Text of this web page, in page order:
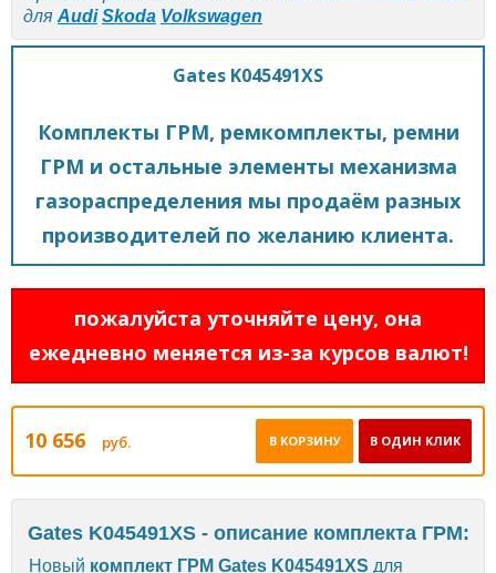
для Audi Skoda Volkswagen
Gates K045491XS
Комплекты ГРМ, ремкомплекты, ремни
ГРМ и остальные элементы механизма
газораспределения мы продаём разных
производителей по желанию клиента.
пожалуйста уточняйте цену, она
ежедневно меняется из-за курсов валют!
10 656 руб. В ОДИН КЛИК
В КОРЗИНУ
Gates K045491XS - описание комплекта ГРМ:
Новый комплект ГРМ Gates K045491XS для